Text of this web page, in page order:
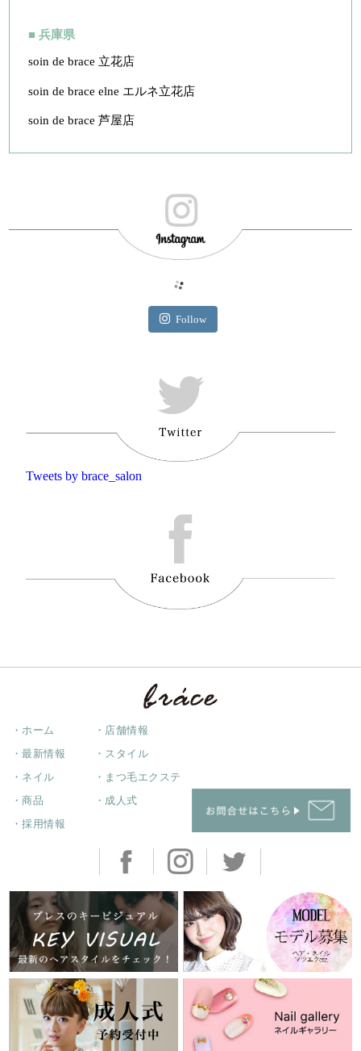
■ 兵庫県
soin de brace 立花店
soin de brace elne エルネ立花店
soin de brace 芦屋店
Follow
Tweets by brace_salon
・ホーム ・店舗情報
・最新情報 ・スタイル
・ネイル ・まつ毛エクステ
・商品 ・成人式
・採用情報